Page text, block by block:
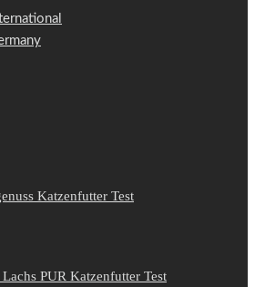
Katzenfutter Test
PUR Katzenfutter Test